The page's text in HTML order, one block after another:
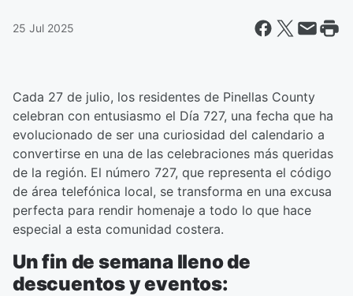
25 Jul 2025
Cada 27 de julio, los residentes de Pinellas County
celebran con entusiasmo el Día 727, una fecha que ha
evolucionado de ser una curiosidad del calendario a
convertirse en una de las celebraciones más queridas
de la región. El número 727, que representa el código
de área telefónica local, se transforma en una excusa
perfecta para rendir homenaje a todo lo que hace
especial a esta comunidad costera.
Un fin de semana lleno de
descuentos y eventos: